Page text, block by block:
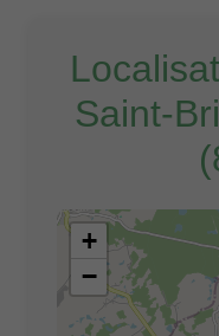
Saint-
+
−